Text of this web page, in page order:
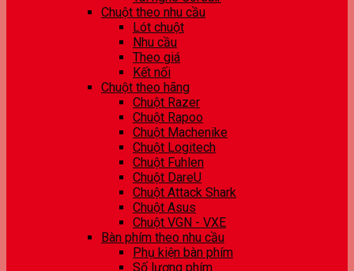
Chuột theo nhu cầu
Lót chuột
Nhu cầu
Theo giá
Kết nối
Chuột theo hãng
Chuột Razer
Chuột Rapoo
Chuột Machenike
Chuột Logitech
Chuột Fuhlen
Chuột DareU
Chuột Attack Shark
Chuột Asus
Chuột VGN - VXE
Bàn phím theo nhu cầu
Phụ kiện bàn phím
Số lượng phím